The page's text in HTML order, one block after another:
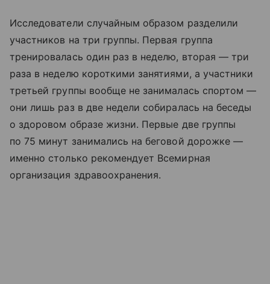
Исследователи случайным образом разделили
участников на три группы. Первая группа
тренировалась один раз в неделю, вторая — три
раза в неделю короткими занятиями, а участники
третьей группы вообще не занималась спортом —
они лишь раз в две недели собиралась на беседы
о здоровом образе жизни. Первые две группы
по 75 минут занимались на беговой дорожке —
именно столько рекомендует Всемирная
организация здравоохранения.